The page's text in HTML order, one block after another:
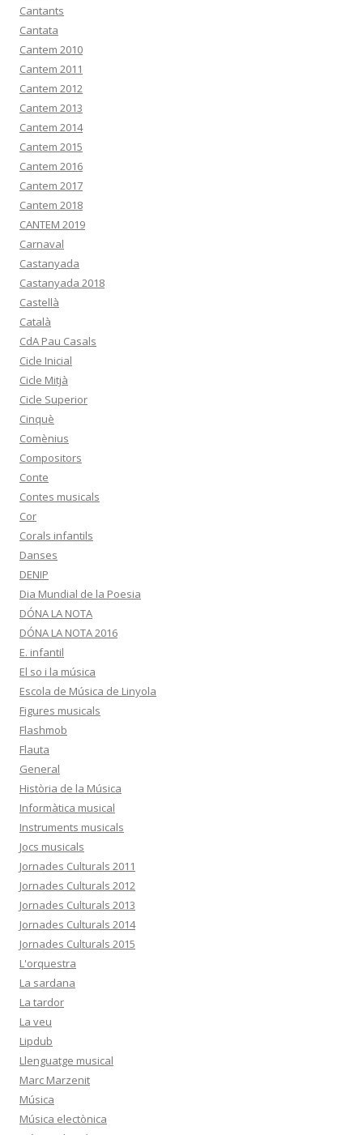
Cantants
Cantata
Cantem 2010
Cantem 2011
Cantem 2012
Cantem 2013
Cantem 2014
Cantem 2015
Cantem 2016
Cantem 2017
Cantem 2018
CANTEM 2019
Carnaval
Castanyada
Castanyada 2018
Castellà
Català
CdA Pau Casals
Cicle Inicial
Cicle Mitjà
Cicle Superior
Cinquè
Comènius
Compositors
Conte
Contes musicals
Cor
Corals infantils
Danses
DENIP
Dia Mundial de la Poesia
DÓNA LA NOTA
DÓNA LA NOTA 2016
E. infantil
El so i la música
Escola de Música de Linyola
Figures musicals
Flashmob
Flauta
General
Història de la Música
Informàtica musical
Instruments musicals
Jocs musicals
Jornades Culturals 2011
Jornades Culturals 2012
Jornades Culturals 2013
Jornades Culturals 2014
Jornades Culturals 2015
L'orquestra
La sardana
La tardor
La veu
Lipdub
Llenguatge musical
Marc Marzenit
Música
Música electònica